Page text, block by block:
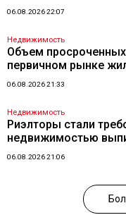
06.08.2026 22:07
Недвижимость
Объем
первичном рынке
06.08.2026 21:33
Недвижимость
Риэлторы стали
недвижимостью
06.08.2026 21:06